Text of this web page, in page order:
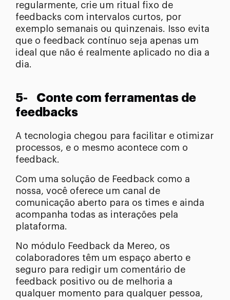
regularmente, crie um ritual fixo de
feedbacks com intervalos curtos, por
exemplo semanais ou quinzenais. Isso evita
que o feedback contínuo seja apenas um
ideal que não é realmente aplicado no dia a
dia.
5- Conte com ferramentas de
feedbacks
A tecnologia chegou para facilitar e otimizar
processos, e o mesmo acontece com o
feedback.
Com uma solução de Feedback como a
nossa, você oferece um canal de
comunicação aberto para os times e ainda
acompanha todas as interações pela
plataforma.
No módulo Feedback da Mereo, os
colaboradores têm um espaço aberto e
seguro para redigir um comentário de
feedback positivo ou de melhoria a
qualquer momento para qualquer pessoa,